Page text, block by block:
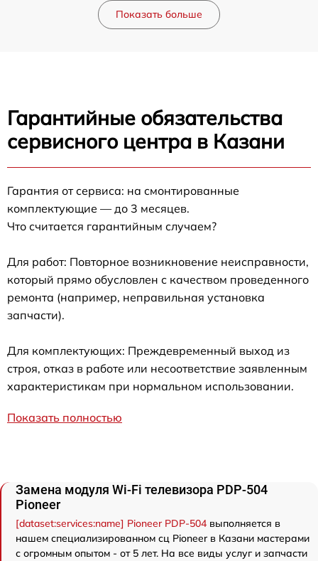
Показать больше
Гарантийные обязательства
сервисного центра в Казани
Гарантия от сервиса: на смонтированные
комплектующие — до 3 месяцев.
Что считается гарантийным случаем?
Для работ: Повторное возникновение неисправности,
который прямо обусловлен с качеством проведенного
ремонта (например, неправильная установка
запчасти).
Для комплектующих: Преждевременный выход из
строя, отказ в работе или несоответствие заявленным
характеристикам при нормальном использовании.
Показать полностью
Замена модуля Wi-Fi телевизора PDP-504
Pioneer
[dataset:services:name] Pioneer PDP-504 выполняется в
нашем специализированном сц Pioneer в Казани мастерами
с огромным опытом - от 5 лет. На все виды услуг и запчасти